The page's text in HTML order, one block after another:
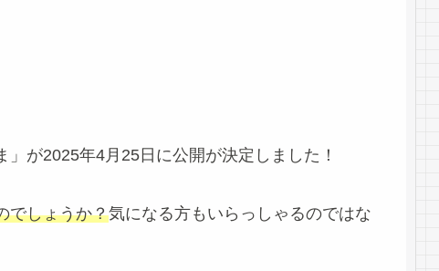
が2025年4月25日に公開が決定しました！
でしょうか？気になる方もいらっしゃるのではな